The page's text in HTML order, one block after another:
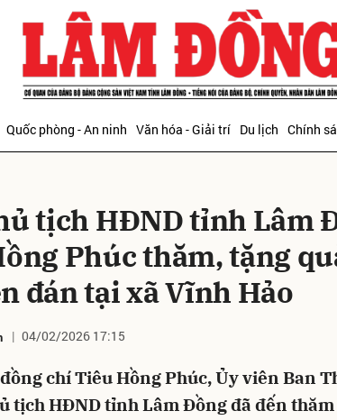
Quốc phòng - An ninh Văn hóa - Giải trí Du lịch Chính
tịch HĐND tỉnh Lâm
Phúc thăm, tặng
đán tại xã Vĩnh Hảo
04/02/2026 17:15
chí Tiêu Hồng Phúc, Ủy viên Ban
tịch HĐND tỉnh Lâm Đồng đã đến
luận
Hủy